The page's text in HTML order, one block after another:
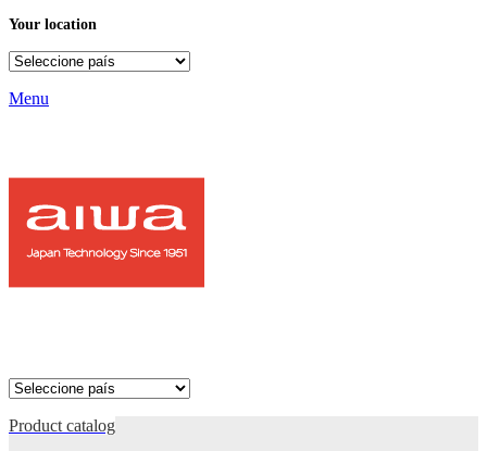
Your location
Menu
Product catalog